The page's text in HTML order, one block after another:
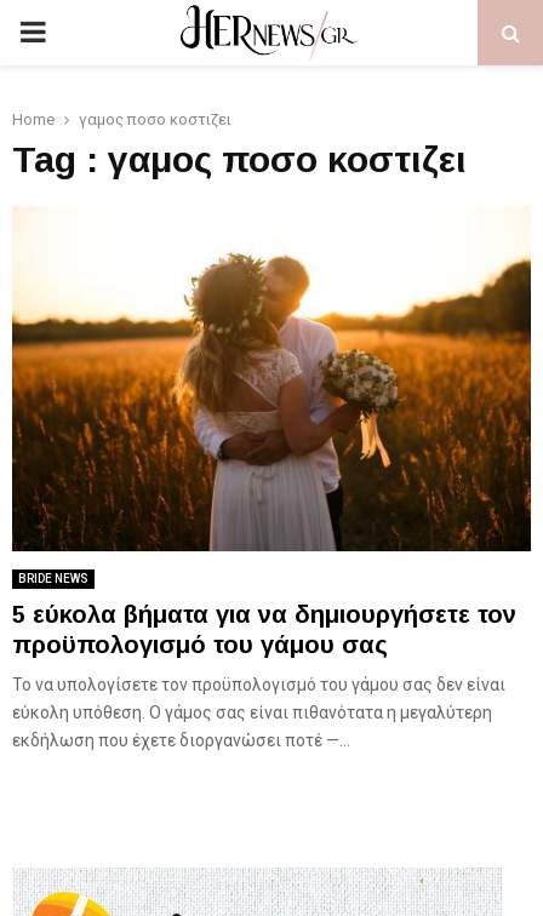
PRIMARY
Home γαμος ποσο κοστιζει
Tag : γαμος ποσο κοστιζει
BRIDE NEWS
5 εύκολα βήματα για να δημιουργήσετε τον
προϋπολογισμό του γάμου σας
Το να υπολογίσετε τον προϋπολογισμό του γάμου σας δεν είναι
εύκολη υπόθεση. Ο γάμος σας είναι πιθανότατα η μεγαλύτερη
εκδήλωση που έχετε διοργανώσει ποτέ —...